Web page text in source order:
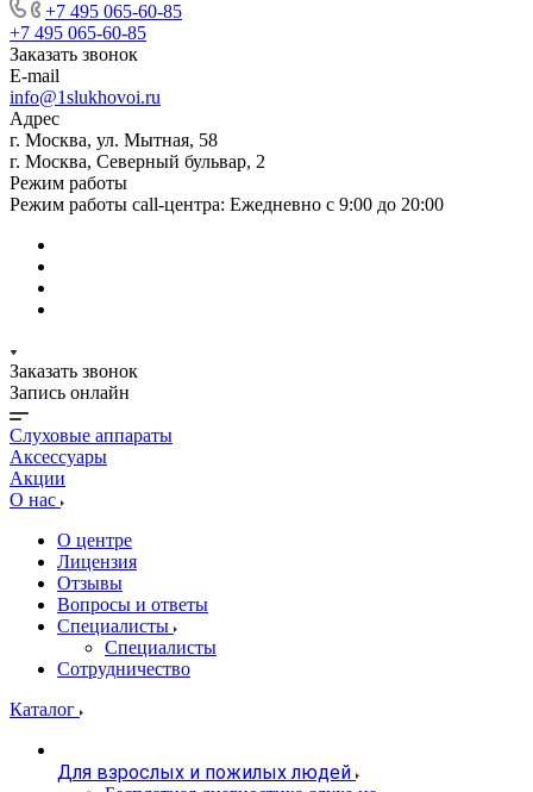
+7 495 065-60-85
+7 495 065-60-85
Заказать звонок
E-mail
info@1slukhovoi.ru
Адрес
г. Москва, ул. Мытная, 58
г. Москва, Северный бульвар, 2
Режим работы
Режим работы call-центра: Ежедневно с 9:00 до 20:00
Заказать звонок
Запись онлайн
Слуховые аппараты
Аксессуары
Акции
О нас
О центре
Лицензия
Отзывы
Вопросы и ответы
Специалисты
Специалисты
Сотрудничество
Каталог
Для взрослых и пожилых людей